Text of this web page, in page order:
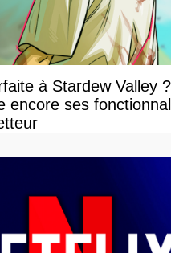
à Stardew Valley
encore ses